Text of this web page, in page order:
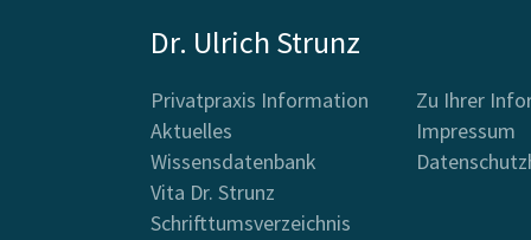
Dr. Ulrich Strunz
Privatpraxis Information
Aktuelles
Wissensdatenbank
Vita Dr. Strunz
Schrifttumsverzeichnis
Zu Ihrer
Impressum